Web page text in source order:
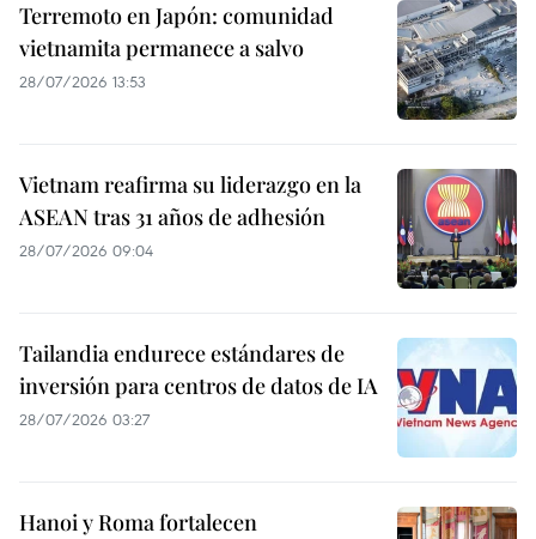
Terremoto en Japón: comunidad
vietnamita permanece a salvo
28/07/2026 13:53
Vietnam reafirma su liderazgo en la
ASEAN tras 31 años de adhesión
28/07/2026 09:04
Tailandia endurece estándares de
inversión para centros de datos de IA
28/07/2026 03:27
Hanoi y Roma fortalecen